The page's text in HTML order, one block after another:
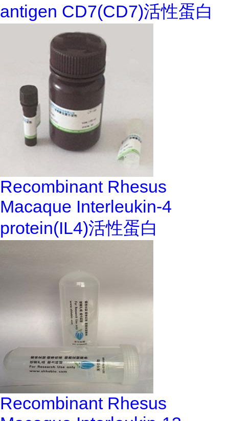
antigen CD7(CD7)活性蛋白
Recombinant Rhesus
Macaque Interleukin-4
protein(IL4)活性蛋白
Recombinant Rhesus